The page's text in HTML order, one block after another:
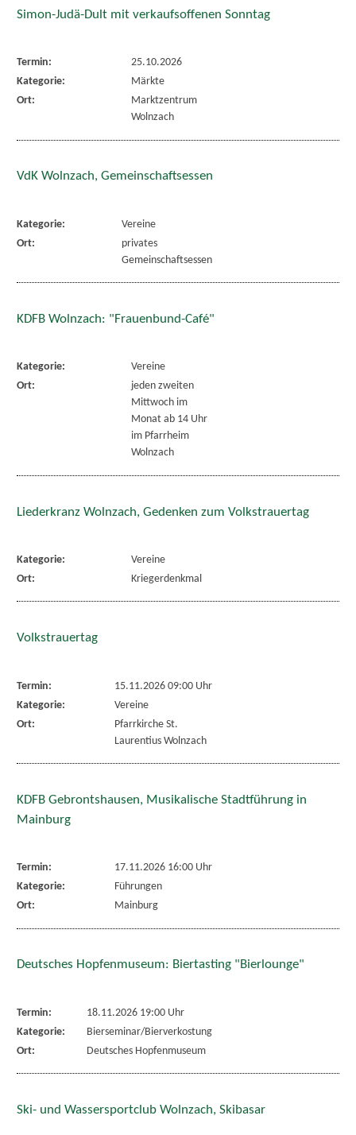
Simon-Judä-Dult mit verkaufsoffenen Sonntag
Termin:
25.10.2026
Kategorie:
Märkte
Ort:
Marktzentrum
Wolnzach
VdK Wolnzach, Gemeinschaftsessen
Kategorie:
Vereine
Ort:
privates
Gemeinschaftsessen
KDFB Wolnzach: "Frauenbund-Café"
Kategorie:
Vereine
Ort:
jeden zweiten
Mittwoch im
Monat ab 14 Uhr
im Pfarrheim
Wolnzach
Liederkranz Wolnzach, Gedenken zum Volkstrauertag
Kategorie:
Vereine
Ort:
Kriegerdenkmal
Volkstrauertag
Termin:
15.11.2026 09:00 Uhr
Kategorie:
Vereine
Ort:
Pfarrkirche St.
Laurentius Wolnzach
KDFB Gebrontshausen, Musikalische Stadtführung in
Mainburg
Termin:
17.11.2026 16:00 Uhr
Kategorie:
Führungen
Ort:
Mainburg
Deutsches Hopfenmuseum: Biertasting "Bierlounge"
Termin:
18.11.2026 19:00 Uhr
Kategorie:
Bierseminar/Bierverkostung
Ort:
Deutsches Hopfenmuseum
Ski- und Wassersportclub Wolnzach, Skibasar